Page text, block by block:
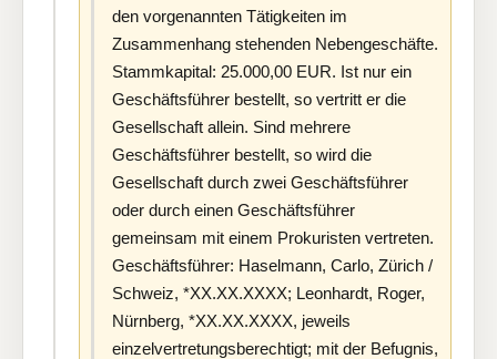
den vorgenannten Tätigkeiten im
Zusammenhang stehenden Nebengeschäfte.
Stammkapital: 25.000,00 EUR. Ist nur ein
Geschäftsführer bestellt, so vertritt er die
Gesellschaft allein. Sind mehrere
Geschäftsführer bestellt, so wird die
Gesellschaft durch zwei Geschäftsführer
oder durch einen Geschäftsführer
gemeinsam mit einem Prokuristen vertreten.
Geschäftsführer: Haselmann, Carlo, Zürich /
Schweiz, *XX.XX.XXXX; Leonhardt, Roger,
Nürnberg, *XX.XX.XXXX, jeweils
einzelvertretungsberechtigt; mit der Befugnis,